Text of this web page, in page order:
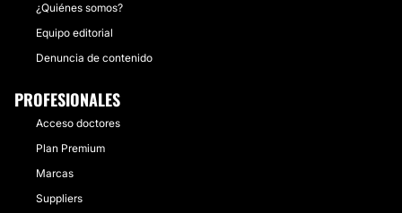
¿Quiénes somos?
Equipo editorial
Denuncia de contenido
PROFESIONALES
Acceso doctores
Plan Premium
Marcas
Suppliers